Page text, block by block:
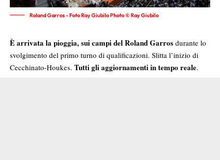
Roland Garros - Foto Ray Giubilo Photo © Ray Giubilo
È arrivata la pioggia, sui campi del Roland Garros durante lo
svolgimento del primo turno di qualificazioni. Slitta l’inizio di
Cecchinato-Houkes. Tutti gli aggiornamenti in tempo reale.